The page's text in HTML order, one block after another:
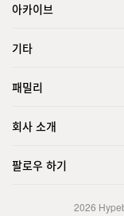
아카이브
기타
패밀리
회사 소개
팔로우 하기
2026